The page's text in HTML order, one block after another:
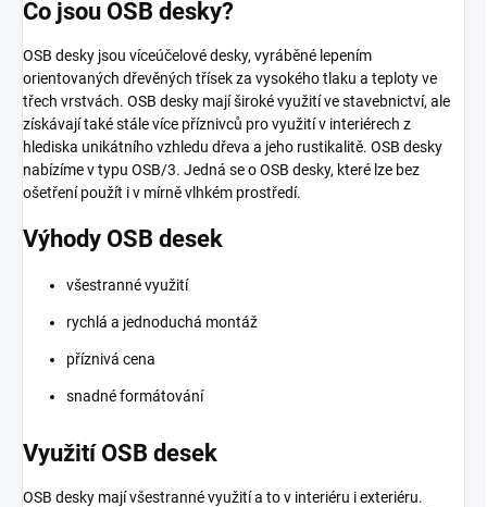
Co jsou OSB desky?
OSB desky jsou víceúčelové desky, vyráběné lepením
orientovaných dřevěných třísek za vysokého tlaku a teploty ve
třech vrstvách. OSB desky mají široké využití ve stavebnictví, ale
získávají také stále více příznivců pro využití v interiérech z
hlediska unikátního vzhledu dřeva a jeho rustikalitě. OSB desky
nabízíme v typu OSB/3. Jedná se o OSB desky, které lze bez
ošetření použít i v mírně vlhkém prostředí.
Výhody OSB desek
všestranné využití
rychlá a jednoduchá montáž
příznivá cena
snadné formátování
Využití OSB desek
OSB desky mají všestranné využití a to v interiéru i exteriéru.